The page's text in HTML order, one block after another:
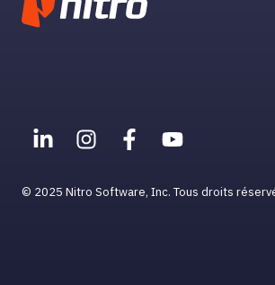
© 2025 Nitro Software, Inc. Tous droits